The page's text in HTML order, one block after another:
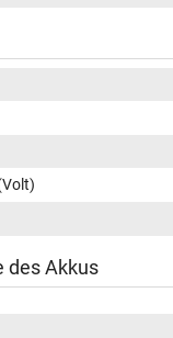
des Akkus